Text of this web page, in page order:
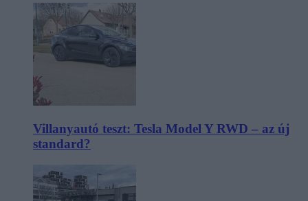
Villanyautó teszt: Tesla Model Y RWD – az új
standard?